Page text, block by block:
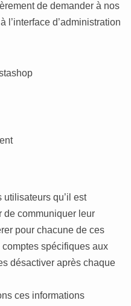
de demander à nos
l’interface d’administration
utilisateurs qu’il est
de communiquer leur
pour chacune de ces
comptes spécifiques aux
désactiver après chaque
ces informations